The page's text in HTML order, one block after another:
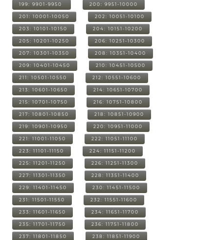
199: 9901-9950 200: 9951-10000
201: 10001-10050 202: 10051-10100
203: 10101-10150 204: 10151-10200
205: 10201-10250 206: 10251-10300
207: 10301-10350 208: 10351-10400
209: 10401-10450 210: 10451-10500
211: 10501-10550 212: 10551-10600
213: 10601-10650 214: 10651-10700
215: 10701-10750 216: 10751-10800
217: 10801-10850 218: 10851-10900
219: 10901-10950 220: 10951-11000
221: 11001-11050 222: 11051-11100
223: 11101-11150 224: 11151-11200
225: 11201-11250 226: 11251-11300
227: 11301-11350 228: 11351-11400
229: 11401-11450 230: 11451-11500
231: 11501-11550 232: 11551-11600
233: 11601-11650 234: 11651-11700
235: 11701-11750 236: 11751-11800
237: 11801-11850 238: 11851-11900